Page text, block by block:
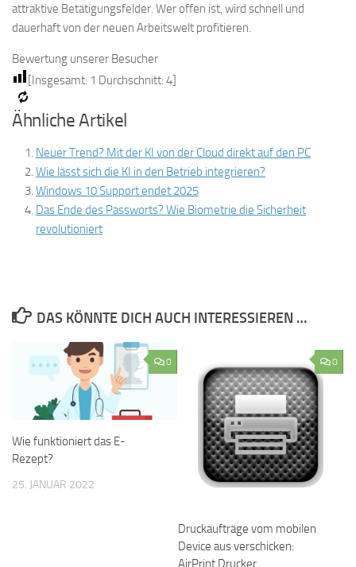
attraktive Betätigungsfelder. Wer offen ist, wird schnell und
dauerhaft von der neuen Arbeitswelt profitieren.
Bewertung unserer Besucher
[Insgesamt: 1 Durchschnitt: 4]
Ähnliche Artikel
Neuer Trend? Mit der KI von der Cloud direkt auf den PC
Wie lässt sich die KI in den Betrieb integrieren?
Windows 10 Support endet 2025
Das Ende des Passworts? Wie Biometrie die Sicherheit
revolutioniert
DAS KÖNNTE DICH AUCH INTERESSIEREN …
0
Wie funktioniert das E-
Rezept?
25. JANUAR 2022
0
Druckaufträge vom mobilen
Device aus verschicken:
AirPrint Drucker